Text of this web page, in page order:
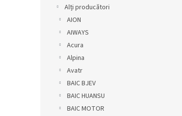
Alți producători
AION
AIWAYS
Acura
Alpina
Avatr
BAIC BJEV
BAIC HUANSU
BAIC MOTOR